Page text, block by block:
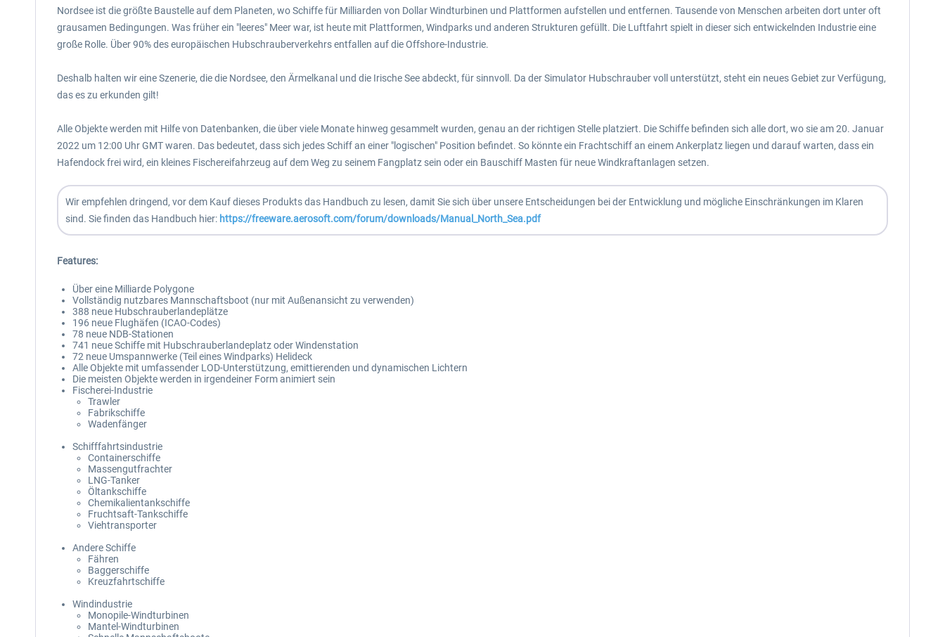
Nordsee ist die größte Baustelle auf dem Planeten, wo Schiffe für Milliarden von Dollar Windturbinen und Plattformen aufstellen und entfernen. Tausende von Menschen arbeiten dort unter oft
grausamen Bedingungen. Was früher ein "leeres" Meer war, ist heute mit Plattformen, Windparks und anderen Strukturen gefüllt. Die Luftfahrt spielt in dieser sich entwickelnden Industrie eine
große Rolle. Über 90% des europäischen Hubschrauberverkehrs entfallen auf die Offshore-Industrie.
Deshalb halten wir eine Szenerie, die die Nordsee, den Ärmelkanal und die Irische See abdeckt, für sinnvoll. Da der Simulator Hubschrauber voll unterstützt, steht ein neues Gebiet zur Verfügung,
das es zu erkunden gilt!
Alle Objekte werden mit Hilfe von Datenbanken, die über viele Monate hinweg gesammelt wurden, genau an der richtigen Stelle platziert. Die Schiffe befinden sich alle dort, wo sie am 20. Januar
2022 um 12:00 Uhr GMT waren. Das bedeutet, dass sich jedes Schiff an einer "logischen" Position befindet. So könnte ein Frachtschiff an einem Ankerplatz liegen und darauf warten, dass ein
Hafendock frei wird, ein kleines Fischereifahrzeug auf dem Weg zu seinem Fangplatz sein oder ein Bauschiff Masten für neue Windkraftanlagen setzen.
Wir empfehlen dringend, vor dem Kauf dieses Produkts das Handbuch zu lesen, damit Sie sich über unsere Entscheidungen bei der Entwicklung und mögliche Einschränkungen im Klaren
sind. Sie finden das Handbuch hier: https://freeware.aerosoft.com/forum/downloads/Manual_North_Sea.pdf
Features:
Über eine Milliarde Polygone
Vollständig nutzbares Mannschaftsboot (nur mit Außenansicht zu verwenden)
388 neue Hubschrauberlandeplätze
196 neue Flughäfen (ICAO-Codes)
78 neue NDB-Stationen
741 neue Schiffe mit Hubschrauberlandeplatz oder Windenstation
72 neue Umspannwerke (Teil eines Windparks) Helideck
Alle Objekte mit umfassender LOD-Unterstützung, emittierenden und dynamischen Lichtern
Die meisten Objekte werden in irgendeiner Form animiert sein
Fischerei-Industrie
Trawler
Fabrikschiffe
Wadenfänger
Schifffahrtsindustrie
Containerschiffe
Massengutfrachter
LNG-Tanker
Öltankschiffe
Chemikalientankschiffe
Fruchtsaft-Tankschiffe
Viehtransporter
Andere Schiffe
Fähren
Baggerschiffe
Kreuzfahrtschiffe
Windindustrie
Monopile-Windturbinen
Mantel-Windturbinen